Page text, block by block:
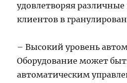
удовлетворяя различные
клиентов в
– Высокий уровень
Оборудование может
автоматическим